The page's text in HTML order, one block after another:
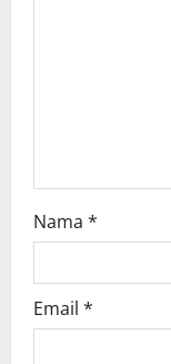
Nama *
Email *